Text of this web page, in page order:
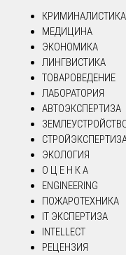
КРИМИНАЛИСТИКА
МЕДИЦИНА
ЭКОНОМИКА
ЛИНГВИСТИКА
ТОВАРОВЕДЕНИЕ
ЛАБОРАТОРИЯ
АВТОЭКСПЕРТИЗА
ЭКОЛОГИЯ
О Ц Е Н К А
ENGINEERING
ПОЖАРОТЕХНИКА
IT ЭКСПЕРТИЗА
INTELLECT
РЕЦЕНЗИЯ